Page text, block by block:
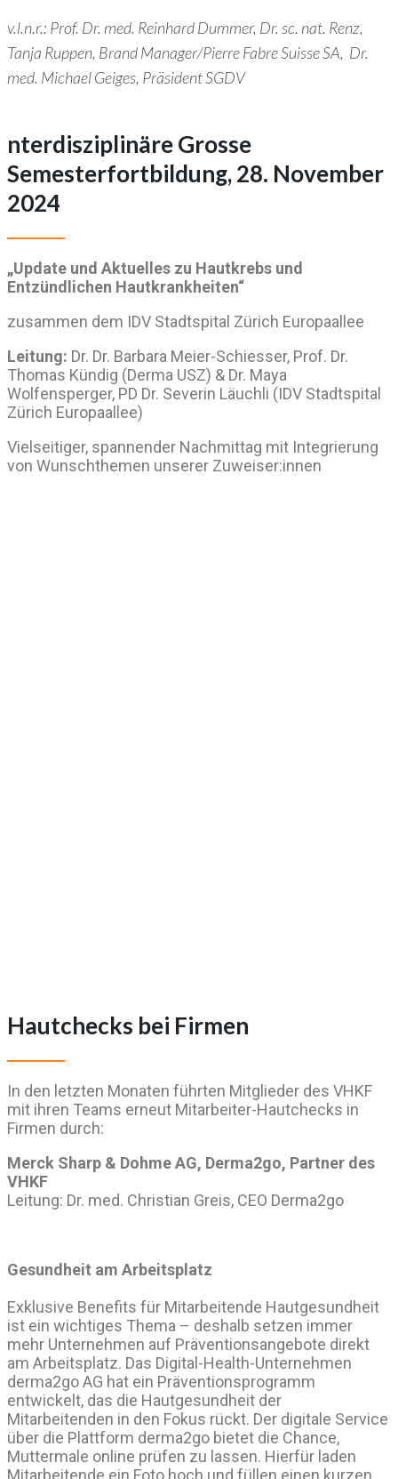
v.l.n.r.: Prof. Dr. med. Reinhard Dummer, Dr. sc. nat. Renz,
Tanja Ruppen, Brand Manager/Pierre Fabre Suisse SA, Dr.
med. Michael Geiges, Präsident SGDV
nterdisziplinäre Grosse
Semesterfortbildung, 28. November
2024
„Update und Aktuelles zu Hautkrebs und
Entzündlichen Hautkrankheiten“
zusammen dem IDV Stadtspital Zürich Europaallee
Leitung: Dr. Dr. Barbara Meier-Schiesser, Prof. Dr.
Thomas Kündig (Derma USZ) & Dr. Maya
Wolfensperger, PD Dr. Severin Läuchli (IDV Stadtspital
Zürich Europaallee)
Vielseitiger, spannender Nachmittag mit Integrierung
von Wunschthemen unserer Zuweiser:innen
Hautchecks bei Firmen
In den letzten Monaten führten Mitglieder des VHKF
mit ihren Teams erneut Mitarbeiter-Hautchecks in
Firmen durch:
Merck Sharp & Dohme AG, Derma2go, Partner des
VHKF
Leitung: Dr. med. Christian Greis, CEO Derma2go
Gesundheit am Arbeitsplatz
Exklusive Benefits für Mitarbeitende Hautgesundheit
ist ein wichtiges Thema – deshalb setzen immer
mehr Unternehmen auf Präventionsangebote direkt
am Arbeitsplatz. Das Digital-Health-Unternehmen
derma2go AG hat ein Präventionsprogramm
entwickelt, das die Hautgesundheit der
Mitarbeitenden in den Fokus rückt. Der digitale Service
über die Plattform derma2go bietet die Chance,
Muttermale online prüfen zu lassen. Hierfür laden
Mitarbeitende ein Foto hoch und füllen einen kurzen